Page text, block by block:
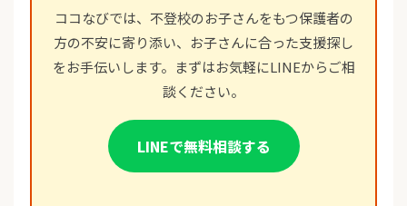
ココなびでは、不登校のお子さんをもつ保護者の
方の不安に寄り添い、お子さんに合った支援探し
をお手伝いします。まずはお気軽にLINEからご相
談ください。
LINEで無料相談する